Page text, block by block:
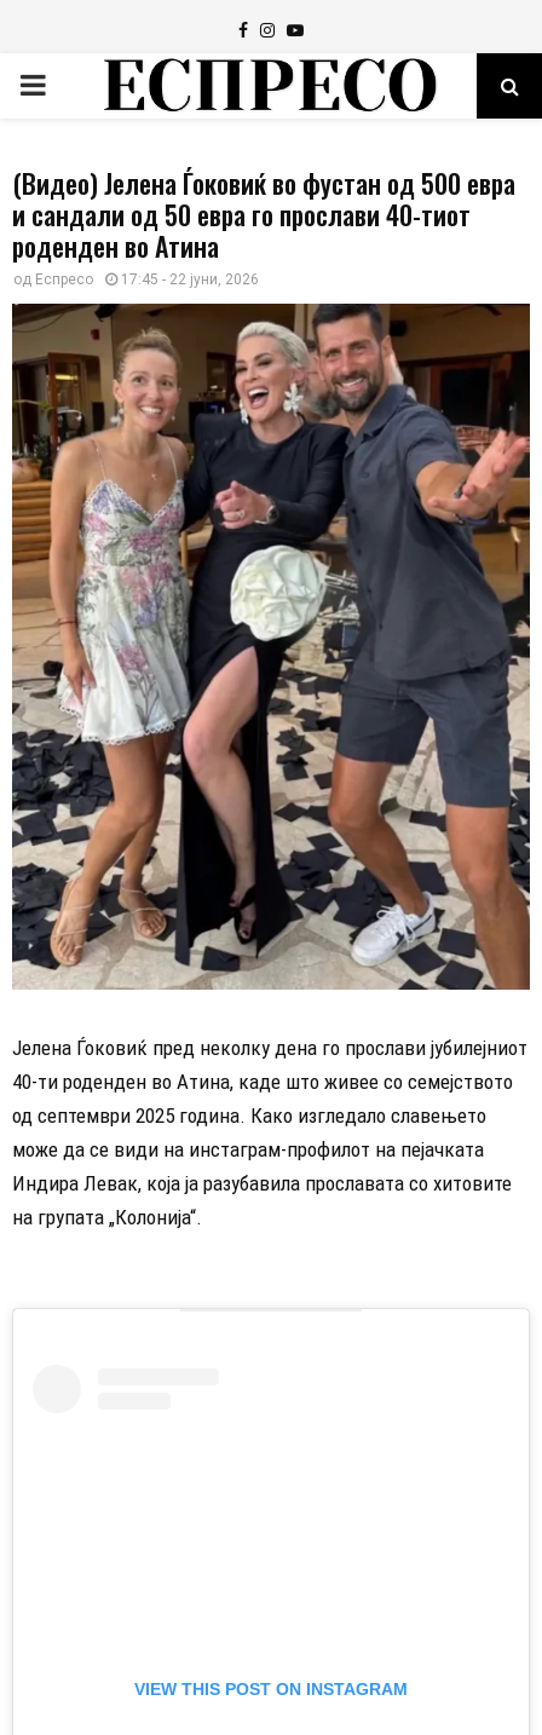
Facebook
Instagram
Youtube
PRIMARY
(Видео) Јелена Ѓоковиќ во фустан од 500 евра
и сандали од 50 евра го прослави 40-тиот
роденден во Атина
од Еспресо 17:45 - 22 јуни, 2026
Јелена Ѓоковиќ пред неколку дена го прослави јубилејниот
40-ти роденден во Атина, каде што живее со семејството
од септември 2025 година. Како изгледало славењето
може да се види на инстаграм-профилот на пејачката
Индира Левак, која ја разубавила прославата со хитовите
на групата „Колонија“.
VIEW THIS POST ON INSTAGRAM